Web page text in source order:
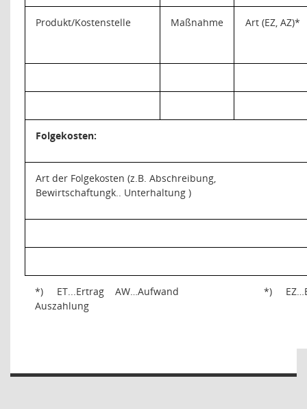
Produkt/Kostenstelle Maßnahme Art (EZ, AZ)*
Folgekosten:
Art der Folgekosten(z.B. Abschreibung,
Bewirtschaftungk.. Unterhaltung )
*) ET...Ertrag AW…Aufwand *)
Auszahlung